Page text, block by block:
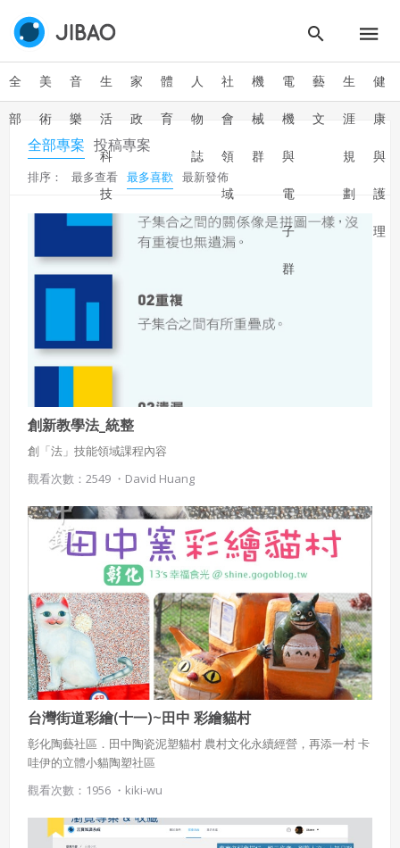
全
部
美
術
音
樂
生
活
科
技
家
政
體
育
人
物
誌
社
會
領
域
機
械
群
電
機
與
電
子
群
藝
文
生
涯
規
劃
健
康
與
護
理
全部專案 投稿專案
排序： 最多查看 最多喜歡 最新發佈
創新教學法_統整
創「法」技能領域課程內容
觀看次數：2549 ・ David Huang
台灣街道彩繪(十一)~田中 彩繪貓村
彰化陶藝社區．田中陶瓷泥塑貓村 農村文化永續經營，再添一村 卡
哇伊的立體小貓陶塑社區
觀看次數：1956 ・ kiki-wu